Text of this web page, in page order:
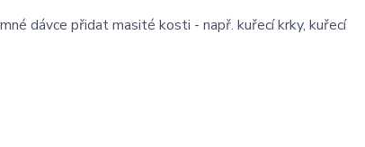
dávce přidat masité kosti - např. kuřecí krky, kuřecí